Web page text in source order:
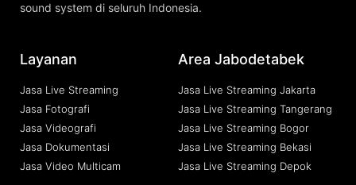
sound system di seluruh Indonesia.
Layanan
Jasa Live Streaming
Jasa Fotografi
Jasa Videografi
Jasa Dokumentasi
Jasa Video Multicam
Area Jabodetabek
Jasa Live Streaming Jakarta
Jasa Live Streaming Tangerang
Jasa Live Streaming Bogor
Jasa Live Streaming Bekasi
Jasa Live Streaming Depok